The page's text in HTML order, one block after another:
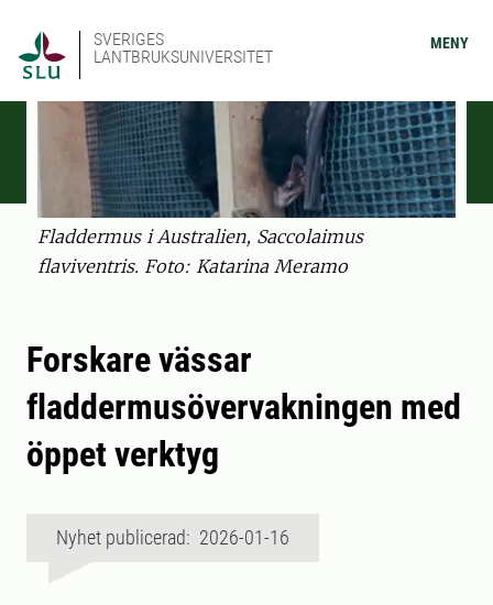
SVERIGES
LANTBRUKSUNIVERSITET
MENY
Fladdermus i Australien, Saccolaimus
flaviventris. Foto: Katarina Meramo
Forskare vässar
fladdermusövervakningen med
öppet verktyg
Nyhet publicerad: 2026-01-16